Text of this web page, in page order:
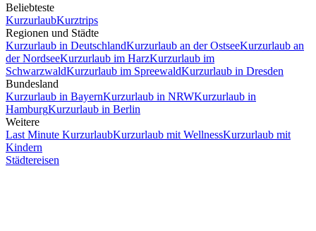
Beliebteste
KurzurlaubKurztrips
Regionen und Städte
Kurzurlaub in DeutschlandKurzurlaub an der OstseeKurzurlaub an
der NordseeKurzurlaub im HarzKurzurlaub im
SchwarzwaldKurzurlaub im SpreewaldKurzurlaub in Dresden
Bundesland
Kurzurlaub in BayernKurzurlaub in NRWKurzurlaub in
HamburgKurzurlaub in Berlin
Weitere
Last Minute KurzurlaubKurzurlaub mit WellnessKurzurlaub mit
Kindern
Städtereisen